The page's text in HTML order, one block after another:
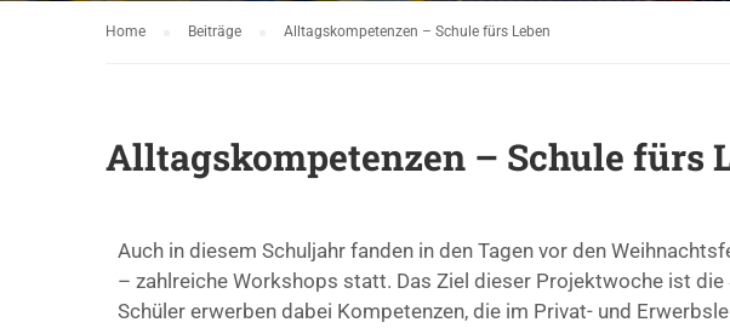
Home Beiträge Alltagskompetenzen – Schule fürs Leben
Alltagskompetenzen – Schule fürs
Auch in diesem Schuljahr fanden in den Tagen vor den
– zahlreiche Workshops statt. Das Ziel dieser Projektwoche ist
Schüler erwerben dabei Kompetenzen, die im Privat- und